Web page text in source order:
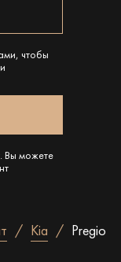
чтобы
Вы можете
Kia Pregio